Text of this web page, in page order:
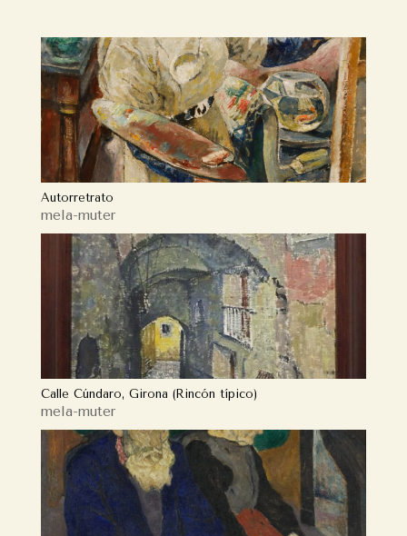
Autorretrato
mela-muter
Calle Cúndaro, Girona (Rincón típico)
mela-muter